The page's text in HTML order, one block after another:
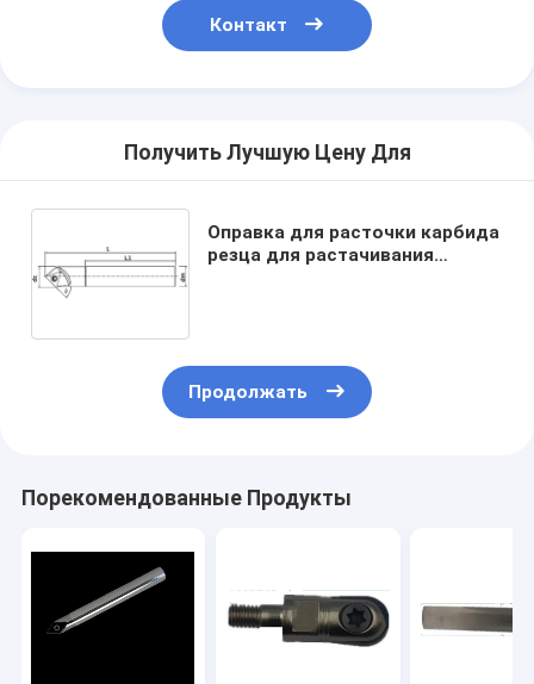
Контакт
Получить Лучшую Цену Для
Оправка для расточки карбида
резца для растачивания
Продолжать
Порекомендованные Продукты